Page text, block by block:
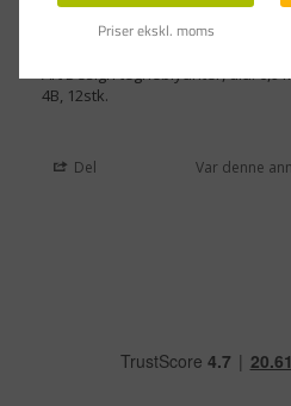
Har en fin blødhed. Med gigt i
så hårdt.
Art Design tegneblyanter, dia. 6,9
4B, 12stk.
Del Var denne
Priser ekskl. moms